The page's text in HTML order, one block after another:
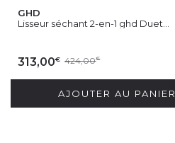
GHD
Lisseur séchant 2-en-1 ghd Duet...
313,00€ 424,00€
AJOUTER AU PANIER